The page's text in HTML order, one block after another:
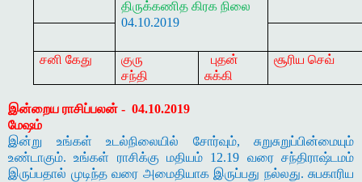
திருக்கணித கிரக நிலை
04.10.2019
சனி கேது
குரு
சந்தி
புதன்
சுக்கி
சூரிய செவ்
இன்றைய ராசிப்பலன் - 04.10.2019
மேஷம்
இன்று உங்கள் உடல்நிலையில் சோர்வும், சுறுசுறுப்பின்மையும்
உண்டாகும். உங்கள் ராசிக்கு மதியம் 12.19 வரை சந்திராஷ்டமம்
இருப்பதால் முடிந்த வரை அமைதியாக இருப்பது நல்லது. சுபகாரிய